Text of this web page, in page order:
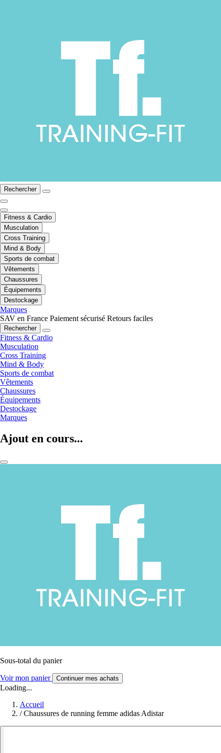
Rechercher
Fitness & Cardio
Musculation
Cross Training
Mind & Body
Sports de combat
Vêtements
Chaussures
Équipements
Destockage
Marques
SAV en France Paiement sécurisé Retours faciles
Rechercher
Fitness & Cardio
Musculation
Cross Training
Mind & Body
Sports de combat
Vêtements
Chaussures
Équipements
Destockage
Marques
Ajout en cours...
Sous-total du panier
Voir mon panier Continuer mes achats
Loading...
Accueil
/ Chaussures de running femme adidas Adistar